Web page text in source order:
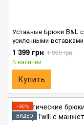
Уставные Брюки B&L с
усиленными вставками
пиксель размер XS
1 399 грн 1 999 грн
В наличии
Купить
−30%
ВИДЕО